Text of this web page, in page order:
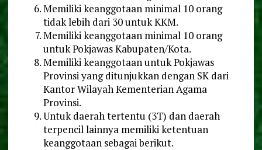
Memiliki keanggotaan minimal 10 orang
tidak lebih dari 30 untuk KKM.
Memiliki keanggotaan minimal 10 orang
untuk Pokjawas Kabupaten/Kota.
Memiliki keanggotaan untuk Pokjawas
Provinsi yang ditunjukkan dengan SK dari
Kantor Wilayah Kementerian Agama
Provinsi.
Untuk daerah tertentu (3T) dan daerah
terpencil lainnya memiliki ketentuan
keanggotaan sebagai berikut.